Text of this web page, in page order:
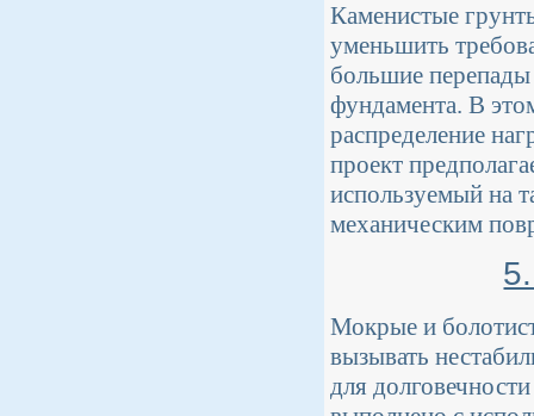
Каменистые
уменьшить
большие
фундамента. В
распределение
проект
используемый на
механическим
Мокрые и
вызывать
для